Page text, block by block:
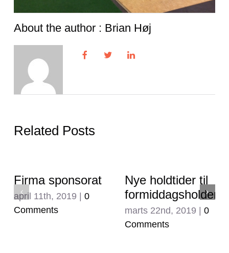
About the author : Brian Høj
Related Posts
Firma sponsorat
april 11th, 2019 | 0
Comments
Nye holdtider til
formiddagsholdene
marts 22nd, 2019 | 0
Comments